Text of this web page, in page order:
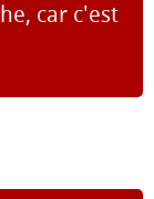
car c'est